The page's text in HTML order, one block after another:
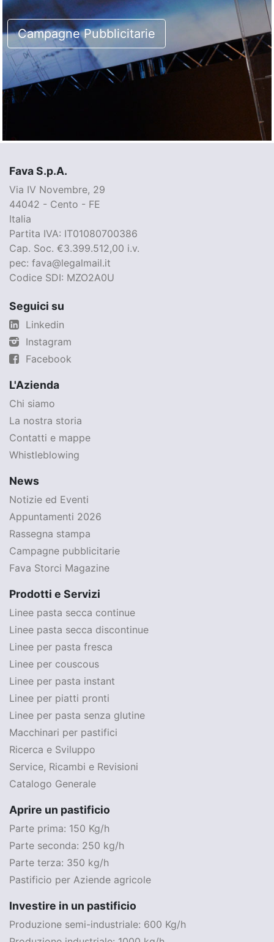
Campagne Pubblicitarie
Fava S.p.A.
Via IV Novembre, 29
44042 - Cento - FE
Italia
Partita IVA: IT01080700386
Cap. Soc. €3.399.512,00 i.v.
pec: fava@legalmail.it
Codice SDI: MZO2A0U
Seguici su
Linkedin
Instagram
Facebook
L'Azienda
Chi siamo
La nostra storia
Contatti e mappe
Whistleblowing
News
Notizie ed Eventi
Appuntamenti 2026
Rassegna stampa
Campagne pubblicitarie
Fava Storci Magazine
Prodotti e Servizi
Linee pasta secca continue
Linee pasta secca discontinue
Linee per pasta fresca
Linee per couscous
Linee per pasta instant
Linee per piatti pronti
Linee per pasta senza glutine
Macchinari per pastifici
Ricerca e Sviluppo
Service, Ricambi e Revisioni
Catalogo Generale
Aprire un pastificio
Parte prima: 150 Kg/h
Parte seconda: 250 kg/h
Parte terza: 350 kg/h
Pastificio per Aziende agricole
Investire in un pastificio
Produzione semi-industriale: 600 Kg/h